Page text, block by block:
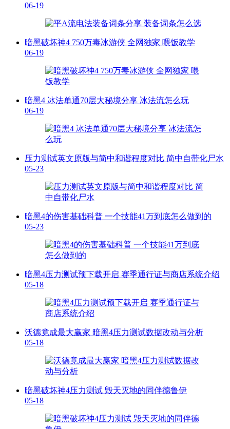
06-19
暗黑破坏神4 750万毒冰游侠 全网独家 喂饭教学
06-19
暗黑4 冰法单通70层大秘境分享 冰法流怎么玩
06-19
压力测试英文原版与简中和谐程度对比 简中自带化尸水
05-23
暗黑4的伤害基础科普 一个技能41万到底怎么做到的
05-23
暗黑4压力测试预下载开启 赛季通行证与商店系统介绍
05-18
沃德竟成最大赢家 暗黑4压力测试数据改动与分析
05-18
暗黑破坏神4压力测试 毁天灭地的同伴德鲁伊
05-18